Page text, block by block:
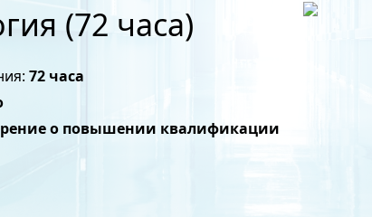
(72 часа)
72 часа
о повышении квалификации